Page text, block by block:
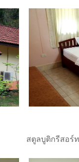
สตูลบูติกรีสอร์ท